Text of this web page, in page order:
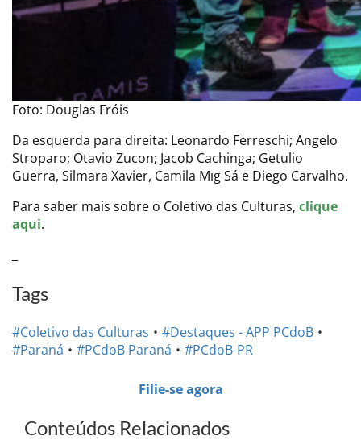
Foto: Douglas Fróis
Da esquerda para direita: Leonardo Ferreschi; Angelo
Stroparo; Otavio Zucon; Jacob Cachinga; Getulio
Guerra, Silmara Xavier, Camila Mīg Sá e Diego Carvalho.
Para saber mais sobre o Coletivo das Culturas, clique
aqui.
Tags
#Coletivo das Culturas
#Destaques - APP PCdoB
#Paraná
#PCdoB Paraná #PCdoB-PR
Filie-se agora
Conteúdos Relacionados